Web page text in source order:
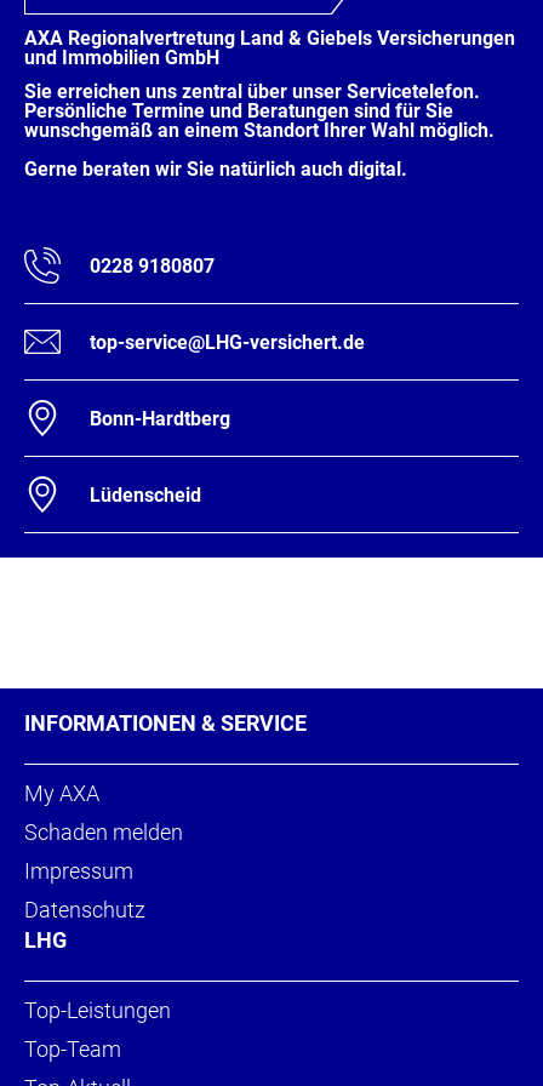
AXA Regionalvertretung Land & Giebels Versicherungen
und Immobilien GmbH
Sie erreichen uns zentral über unser Servicetelefon.
Persönliche Termine und Beratungen sind für Sie
wunschgemäß an einem Standort Ihrer Wahl möglich.
Gerne beraten wir Sie natürlich auch digital.
0228 9180807
top-service@LHG-versichert.de
Bonn-Hardtberg
Lüdenscheid
INFORMATIONEN & SERVICE
My AXA
Schaden melden
Impressum
Datenschutz
LHG
Top-Leistungen
Top-Team